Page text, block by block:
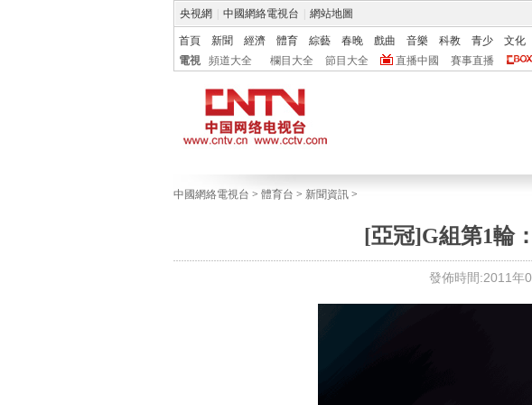
央視網 中國網絡電視台 網站地圖
首頁 新聞 經濟 體育 綜藝 春晚 戲曲 音樂 科教 青少 文化
電視
頻道大全 欄目大全 節目大全 直播中國 賽事直播
中國網絡電視台 > 體育台 > 新聞資訊 >
[亞冠]G組第1輪
發佈時間:2011年